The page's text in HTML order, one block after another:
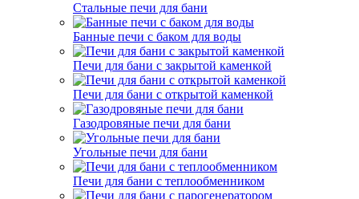
Стальные печи для бани
Банные печи с баком для воды
Печи для бани с закрытой каменкой
Печи для бани с открытой каменкой
Газодровяные печи для бани
Угольные печи для бани
Печи для бани с теплообменником